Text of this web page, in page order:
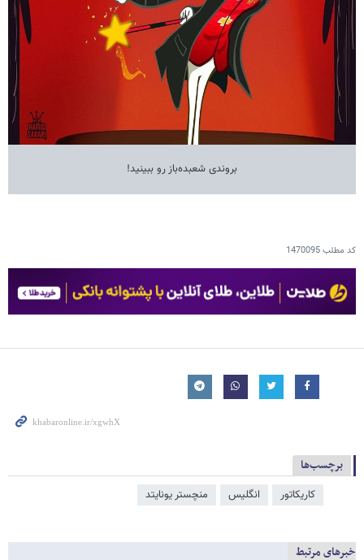
بروندی شعبده‌باز رو ببینید!
کد مطلب1470095
برچسب‌ها
کاریکاتور انگلیس منچستر یونایتد
خبرهای مرتبط